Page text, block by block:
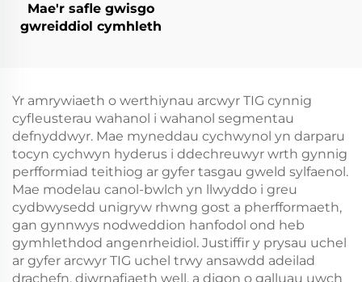
Mae'r safle gwisgo
gwreiddiol cymhleth
Yr amrywiaeth o werthiynau arcwyr TIG cynnig
cyfleusterau wahanol i wahanol segmentau
defnyddwyr. Mae myneddau cychwynol yn darparu
tocyn cychwyn hyderus i ddechreuwyr wrth gynnig
perfformiad teithiog ar gyfer tasgau gweld sylfaenol.
Mae modelau canol-bwlch yn llwyddo i greu
cydbwysedd unigryw rhwng gost a pherfformaeth,
gan gynnwys nodweddion hanfodol ond heb
gymhlethdod angenrheidiol. Justiffir y prysau uchel
ar gyfer arcwyr TIG uchel trwy ansawdd adeilad
drachefn, diwrnafiaeth well, a digon o galluau uwch